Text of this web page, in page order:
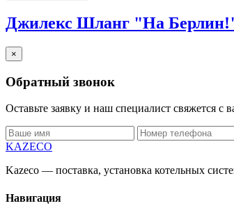
Джилекс Шланг "На
×
Обратный звонок
Оставьте заявку и наш специалист свяжется с
KAZECO
Kazeco — поставка, установка котельных
Навигация